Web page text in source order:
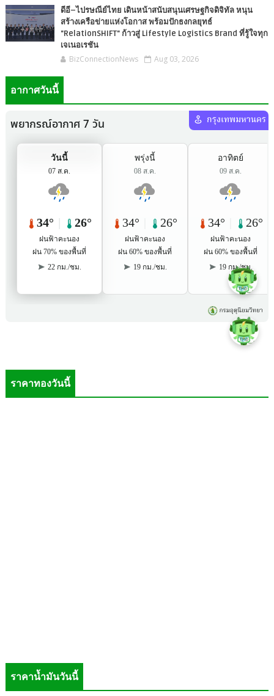
ดีอี–ไปรษณีย์ไทย เดินหน้าสนับสนุนเศรษฐกิจดิจิทัล หนุน
สร้างเครือข่ายแห่งโอกาส พร้อมปักธงกลยุทธ์
"RelationSHIFT" ก้าวสู่ Lifestyle Logistics Brand ที่รู้ใจทุก
เจเนอเรชัน
BizConnectionNews Aug 03, 2026
อากาศวันนี้
ราคาทองวันนี้
ราคาน้ำมันวันนี้